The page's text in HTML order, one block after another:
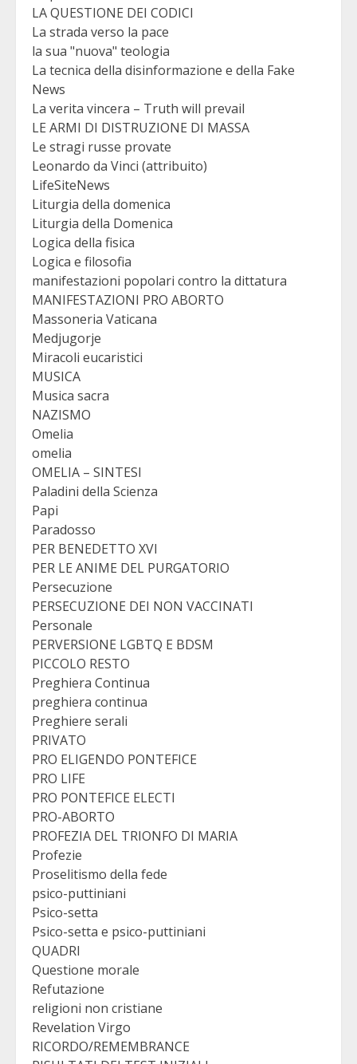
LA QUESTIONE DEI CODICI
La strada verso la pace
la sua "nuova" teologia
La tecnica della disinformazione e della Fake
News
La verita vincera – Truth will prevail
LE ARMI DI DISTRUZIONE DI MASSA
Le stragi russe provate
Leonardo da Vinci (attribuito)
LifeSiteNews
Liturgia della domenica
Liturgia della Domenica
Logica della fisica
Logica e filosofia
manifestazioni popolari contro la dittatura
MANIFESTAZIONI PRO ABORTO
Massoneria Vaticana
Medjugorje
Miracoli eucaristici
MUSICA
Musica sacra
NAZISMO
Omelia
omelia
OMELIA – SINTESI
Paladini della Scienza
Papi
Paradosso
PER BENEDETTO XVI
PER LE ANIME DEL PURGATORIO
Persecuzione
PERSECUZIONE DEI NON VACCINATI
Personale
PERVERSIONE LGBTQ E BDSM
PICCOLO RESTO
Preghiera Continua
preghiera continua
Preghiere serali
PRIVATO
PRO ELIGENDO PONTEFICE
PRO LIFE
PRO PONTEFICE ELECTI
PRO-ABORTO
PROFEZIA DEL TRIONFO DI MARIA
Profezie
Proselitismo della fede
psico-puttiniani
Psico-setta
Psico-setta e psico-puttiniani
QUADRI
Questione morale
Refutazione
religioni non cristiane
Revelation Virgo
RICORDO/REMEMBRANCE